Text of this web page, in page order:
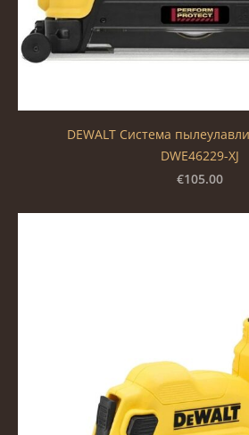
DEWALT Система
DWE46229-XJ
€105.00